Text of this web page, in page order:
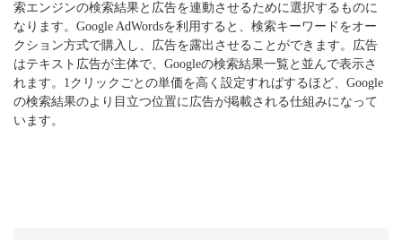
索エンジンの検索結果と広告を連動させるために選択するものに
なります。Google AdWordsを利用すると、検索キーワードをオー
クション方式で購入し、広告を露出させることができます。広告
はテキスト広告が主体で、Googleの検索結果一覧と並んで表示さ
れます。1クリックごとの単価を高く設定すればするほど、Google
の検索結果のより目立つ位置に広告が掲載される仕組みになって
います。